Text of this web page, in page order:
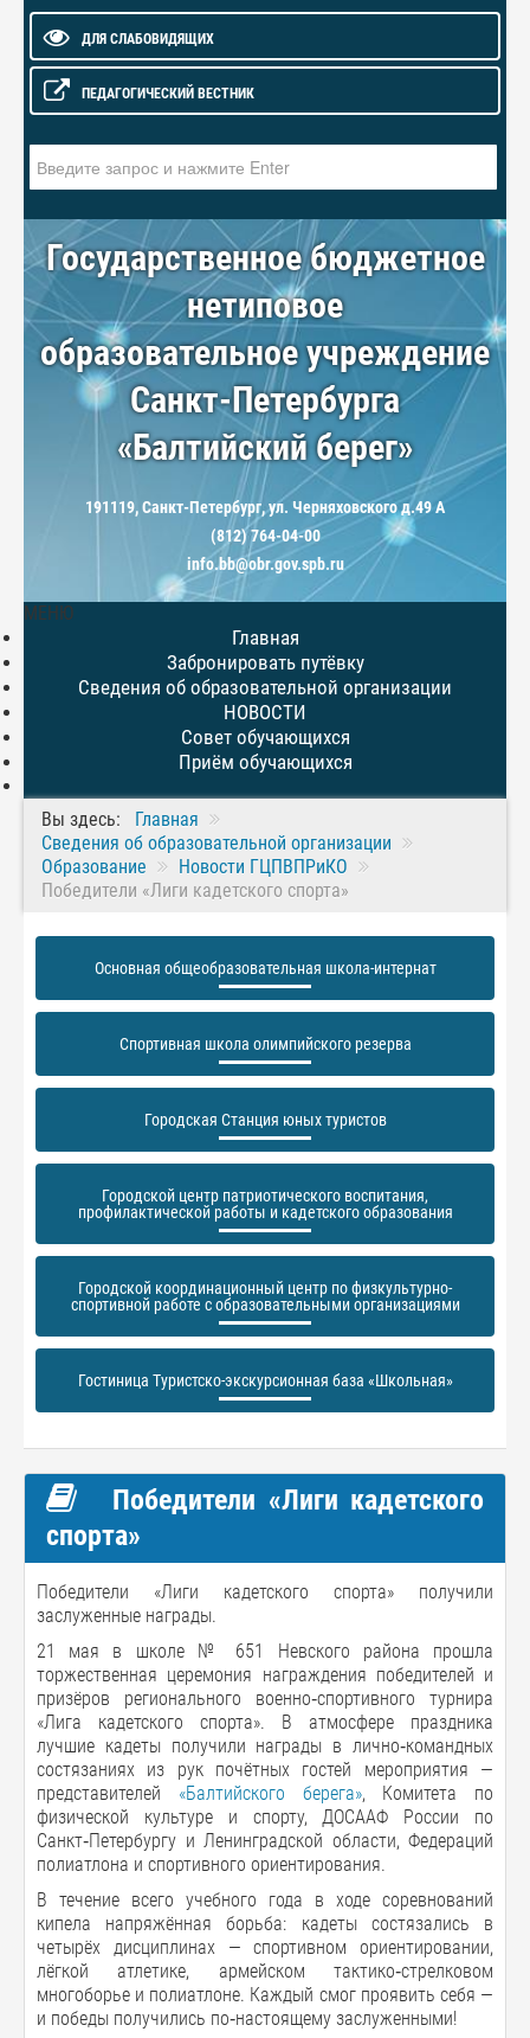
ДЛЯ СЛАБОВИДЯЩИХ
ПЕДАГОГИЧЕСКИЙ ВЕСТНИК
Государственное бюджетное
нетиповое
образовательное учреждение
Санкт-Петербурга
«Балтийский берег»
191119, Санкт-Петербург, ул. Черняховского д.49 А
(812) 764-04-00
info.bb@obr.gov.spb.ru
МЕНЮ
Главная
Забронировать путёвку
Сведения об образовательной организации
НОВОСТИ
Совет обучающихся
Приём обучающихся
Вы здесь:
Главная
Сведения об образовательной организации
Образование
Новости ГЦПВПРиКО
Победители «Лиги кадетского спорта»
Основная общеобразовательная школа-интернат
Спортивная школа олимпийского резерва
Городская Станция юных туристов
Городской центр патриотического воспитания,
профилактической работы и кадетского образования
Городской координационный центр по физкультурно-
спортивной работе с образовательными организациями
Гостиница Туристско-экскурсионная база «Школьная»
Победители «Лиги кадетского
спорта»
Победители «Лиги кадетского спорта» получили
заслуженные награды.
21 мая в школе № 651 Невского района прошла
торжественная церемония награждения победителей и
призёров регионального военно‑спортивного турнира
«Лига кадетского спорта». В атмосфере праздника
лучшие кадеты получили награды в лично‑командных
состязаниях из рук почётных гостей мероприятия —
представителей «Балтийского берега», Комитета по
физической культуре и спорту, ДОСААФ России по
Санкт‑Петербургу и Ленинградской области, Федераций
полиатлона и спортивного ориентирования.
В течение всего учебного года в ходе соревнований
кипела напряжённая борьба: кадеты состязались в
четырёх дисциплинах — спортивном ориентировании,
лёгкой атлетике, армейском тактико‑стрелковом
многоборье и полиатлоне. Каждый смог проявить себя —
и победы получились по‑настоящему заслуженными!